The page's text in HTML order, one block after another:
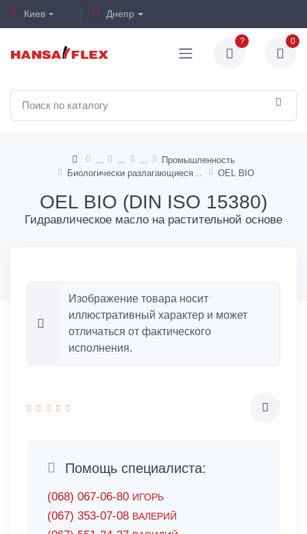
Киев Днепр
? 0
Промышленность
Биологически разлагающиеся гидравлические жидкости
OEL BIO
OEL BIO (DIN ISO 15380)
Гидравлическое масло на растительной основе
Изображение товара носит
иллюстративный характер и может
отличаться от фактического
исполнения.
Помощь специалиста:
(068) 067-06-80 ИГОРЬ
(067) 353-07-08 ВАЛЕРИЙ